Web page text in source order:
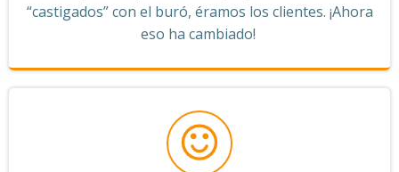
“castigados” con el buró, éramos los clientes. ¡Ahora
eso ha cambiado!